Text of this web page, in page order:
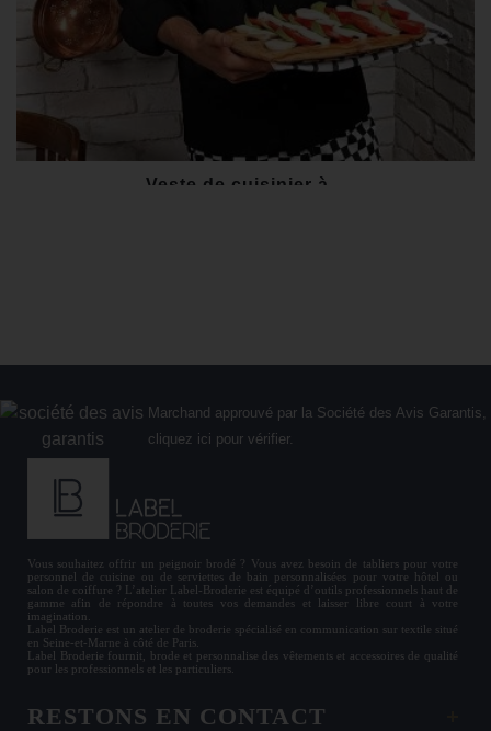
Veste de cuisinier à...
Marchand approuvé par la Société des Avis Garantis,
cliquez ici pour vérifier.
Vous souhaitez offrir un peignoir brodé ? Vous avez besoin de tabliers pour votre
personnel de cuisine ou de serviettes de bain personnalisées pour votre hôtel ou
salon de coiffure ? L’atelier Label-Broderie est équipé d’outils professionnels haut de
gamme afin de répondre à toutes vos demandes et laisser libre court à votre
imagination.
Label Broderie est un atelier de broderie spécialisé en communication sur textile situé
en Seine-et-Marne à côté de Paris.
Label Broderie fournit, brode et personnalise des vêtements et accessoires de qualité
pour les professionnels et les particuliers.
RESTONS EN CONTACT